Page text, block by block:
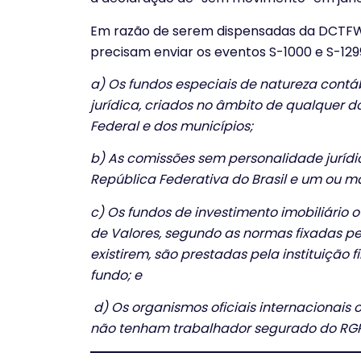
Em razão de serem dispensadas da
precisam enviar os eventos S-1000 e S-
a) Os fundos especiais de natureza
jurídica, criados no âmbito de qualquer
Federal e dos municípios;
b) As comissões sem personalidade
República Federativa do Brasil e um ou
c) Os fundos de investimento imobiliário
de Valores, segundo as normas fixadas
existirem, são prestadas pela instituição
fundo; e
d) Os organismos oficiais internacionais
não tenham trabalhador segurado do